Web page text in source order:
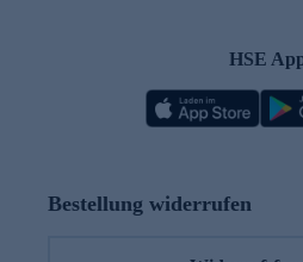
HSE
Bestellung widerrufen